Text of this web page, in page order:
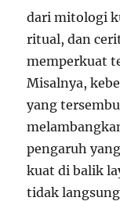
dari mitologi
ritual, dan
memperkuat
Misalnya,
yang
pengaruh
kuat di balik
tidak